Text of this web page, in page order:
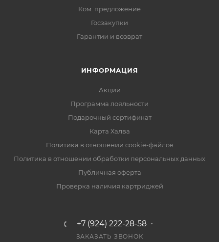
Ком. предложение
Госзакупки
Гарантии и возврат
ИНФОРМАЦИЯ
Акции
Программа лояльности
Подарочный сертификат
Карта Халва
Политика в отношении cookie-файлов
Политика в отношении обработки персональных данных
Публичная оферта
Проверка наличия картриджей
+7 (924) 222-28-58
ЗАКАЗАТЬ ЗВОНОК